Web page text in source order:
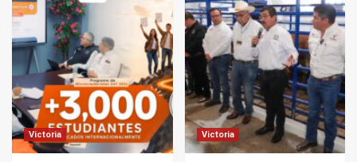
Victoria Victoria